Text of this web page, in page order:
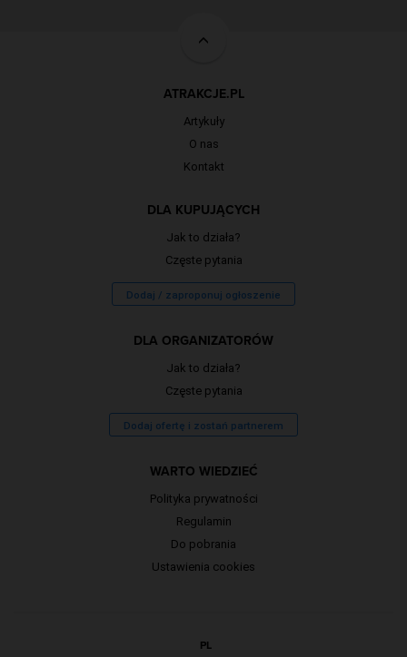
ATRAKCJE.PL
Artykuły
O nas
Kontakt
DLA KUPUJĄCYCH
Jak to działa?
Częste pytania
Dodaj / zaproponuj ogłoszenie
DLA ORGANIZATORÓW
Jak to działa?
Częste pytania
Dodaj ofertę i zostań partnerem
WARTO WIEDZIEĆ
Polityka prywatności
Regulamin
Do pobrania
Ustawienia cookies
PL